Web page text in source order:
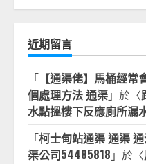
近期留言
「 【通渠佬】馬桶經
個處理方法 通渠」於〈
水點搵樓下反應廁所漏
「柯士甸站通渠 通渠
渠公司54485818 」於〈